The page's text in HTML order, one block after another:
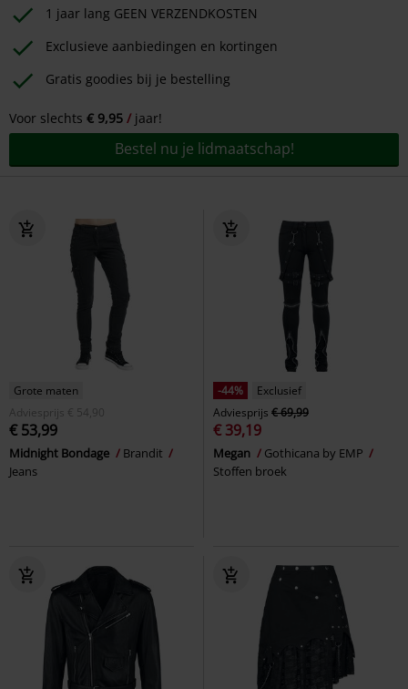
1 jaar lang GEEN VERZENDKOSTEN
Exclusieve aanbiedingen en kortingen
Gratis goodies bij je bestelling
Voor slechts € 9,95 jaar!
Bestel nu je lidmaatschap!
Grote maten
Adviesprijs
€ 54,90
€ 53,99
Midnight Bondage
Brandit
Jeans
-44%
Exclusief
Adviesprijs € 69,99
€ 39,19
Megan
Gothicana by EMP
Stoffen broek